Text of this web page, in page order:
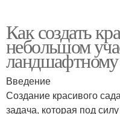
Как создать
небольшом
Введение
Создание красивого
задача, которая под